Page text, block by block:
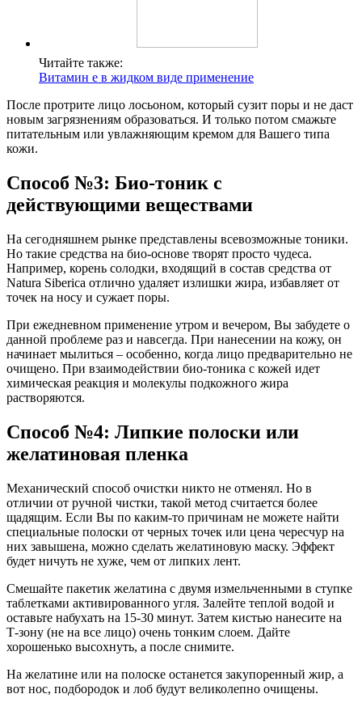
Читайте также:
Витамин е в жидком виде применение
После протрите лицо лосьоном, который сузит поры и не даст
новым загрязнениям образоваться. И только потом смажьте
питательным или увлажняющим кремом для Вашего типа
кожи.
Способ №3: Био-тоник с
действующими веществами
На сегодняшнем рынке представлены всевозможные тоники.
Но такие средства на био-основе творят просто чудеса.
Например, корень солодки, входящий в состав средства от
Natura Siberica отлично удаляет излишки жира, избавляет от
точек на носу и сужает поры.
При ежедневном применение утром и вечером, Вы забудете о
данной проблеме раз и навсегда. При нанесении на кожу, он
начинает мылиться – особенно, когда лицо предварительно не
очищено. При взаимодействии био-тоника с кожей идет
химическая реакция и молекулы подкожного жира
растворяются.
Способ №4: Липкие полоски или
желатиновая пленка
Механический способ очистки никто не отменял. Но в
отличии от ручной чистки, такой метод считается более
щадящим. Если Вы по каким-то причинам не можете найти
специальные полоски от черных точек или цена чересчур на
них завышена, можно сделать желатиновую маску. Эффект
будет ничуть не хуже, чем от липких лент.
Смешайте пакетик желатина с двумя измельченными в ступке
таблетками активированного угля. Залейте теплой водой и
оставьте набухать на 15-30 минут. Затем кистью нанесите на
Т-зону (не на все лицо) очень тонким слоем. Дайте
хорошенько высохнуть, а после снимите.
На желатине или на полоске останется закупоренный жир, а
вот нос, подбородок и лоб будут великолепно очищены.